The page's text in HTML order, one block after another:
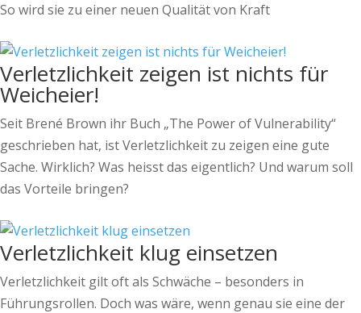
So wird sie zu einer neuen Qualität von Kraft
Verletzlichkeit zeigen ist nichts für
Weicheier!
Seit Brené Brown ihr Buch „The Power of Vulnerability“
geschrieben hat, ist Verletzlichkeit zu zeigen eine gute
Sache. Wirklich? Was heisst das eigentlich? Und warum soll
das Vorteile bringen?
Verletzlichkeit klug einsetzen
Verletzlichkeit gilt oft als Schwäche – besonders in
Führungsrollen. Doch was wäre, wenn genau sie eine der